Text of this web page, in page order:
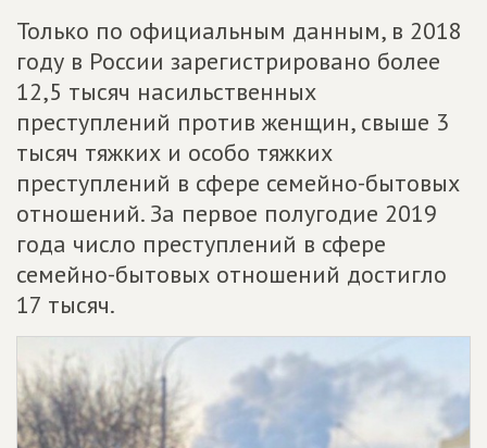
Только по официальным данным, в 2018
году в России зарегистрировано более
12,5 тысяч насильственных
преступлений против женщин, свыше 3
тысяч тяжких и особо тяжких
преступлений в сфере семейно-бытовых
отношений. За первое полугодие 2019
года число преступлений в сфере
семейно-бытовых отношений достигло
17 тысяч.